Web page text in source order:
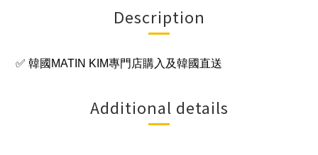
Description
✅ 韓國MATIN KIM專門店購入及韓國直送
Additional details